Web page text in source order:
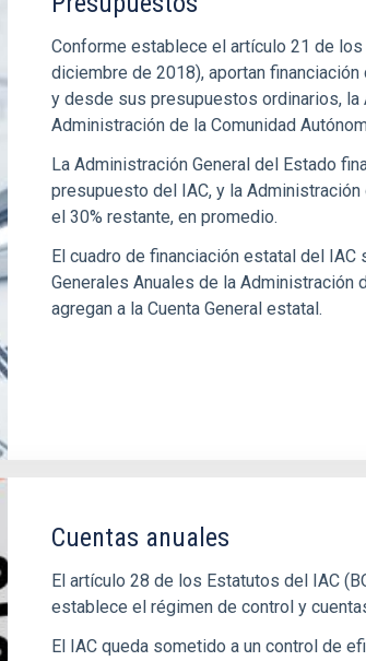
Conforme establece el artículo 21 de
diciembre de 2018), aportan
y desde sus presupuestos ordinarios, la
Administración de la Comunidad
La Administración General del Estado
presupuesto del IAC, y la
el 30% restante, en promedio.
El cuadro de financiación estatal del
Generales Anuales de la
agregan a la Cuenta General estatal.
Cuentas anuales
El artículo 28 de los Estatutos del IAC
establece el régimen de control y
El IAC queda sometido a un control de